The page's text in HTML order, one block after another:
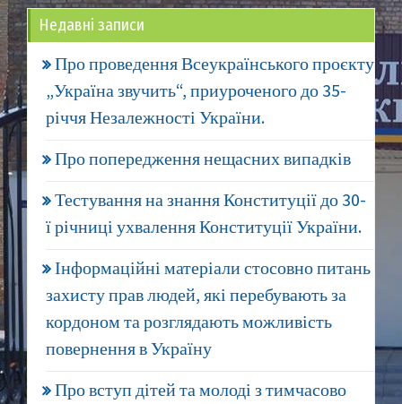
Недавні записи
Про проведення Всеукраїнського проєкту
„Україна звучить“, приуроченого до 35-
річчя Незалежності України.
Про попередження нещасних випадків
Тестування на знання Конституції до 30-
ї річниці ухвалення Конституції України.
Інформаційні матеріали стосовно питань
захисту прав людей, які перебувають за
кордоном та розглядають можливість
повернення в Україну
Про вступ дітей та молоді з тимчасово